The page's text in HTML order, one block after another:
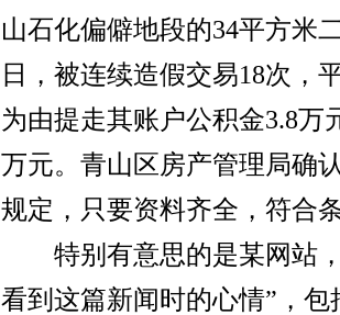
山石化偏僻地段的34平方米
日，被连续造假交易18次，
为由提走其账户公积金3.8万
万元。青山区房产管理局确
规定，只要资料齐全，符合
特别有意思的是某网站，
看到这篇新闻时的心情”，